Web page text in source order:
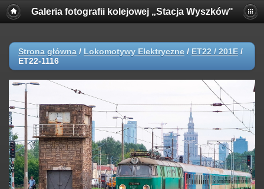
Galeria fotografii kolejowej „Stacja Wyszków"
Strona główna / Lokomotywy Elektryczne / ET22 / 201E /
ET22-1116